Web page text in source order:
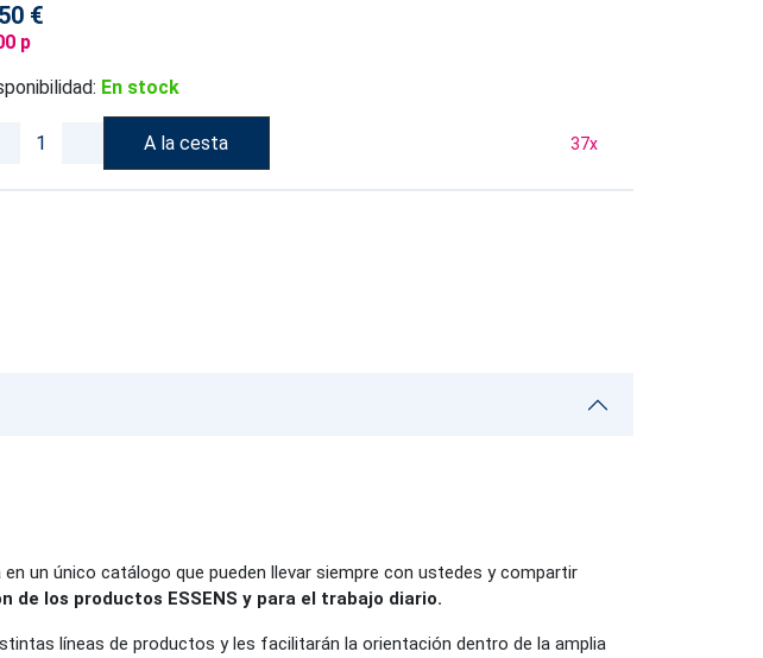
€
p
En stock
A la cesta 37x
un único catálogo que pueden llevar siempre con ustedes y compartir
los productos ESSENS y para el trabajo diario.
líneas de productos y les facilitarán la orientación dentro de la amplia